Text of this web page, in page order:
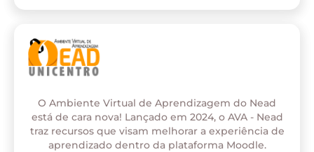
O Ambiente Virtual de Aprendizagem do Nead
está de cara nova! Lançado em 2024, o AVA - Nead
traz recursos que visam melhorar a experiência de
aprendizado dentro da plataforma Moodle.